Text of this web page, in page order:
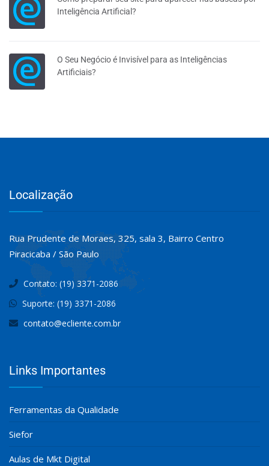
Inteligência Artificial?
O Seu Negócio é Invisível para as Inteligências
Artificiais?
Localização
Rua Prudente de Moraes, 325, sala 3, Bairro Centro
Piracicaba / São Paulo
Contato: (19) 3371-2086
Suporte: (19) 3371-2086
contato@ecliente.com.br
Links Importantes
Ferramentas da Qualidade
Siefor
Aulas de Mkt Digital